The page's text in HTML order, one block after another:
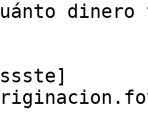
dinero